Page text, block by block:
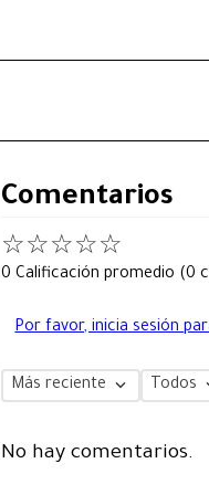
Comentarios
☆☆☆☆☆
0 Calificación promedio (0
Por favor, inicia sesión
Más reciente Todos
No hay comentarios.